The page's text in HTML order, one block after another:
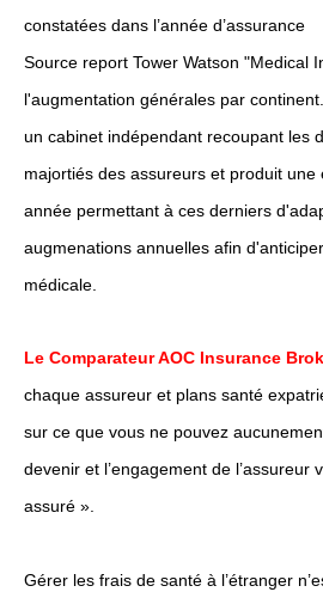
constatées dans l’année d’assurance
Source report Tower Watson "Medical
l'augmentation générales par
un cabinet indépendant recoupant les
majortiés des assureurs et produit une
année permettant à ces derniers
augmenations annuelles afin
médicale.
Le Comparateur AOC Insurance
chaque assureur et plans santé
sur ce que vous ne pouvez
devenir et l’engagement de l’assureur
assuré ».
Gérer les frais de santé à l’étranger